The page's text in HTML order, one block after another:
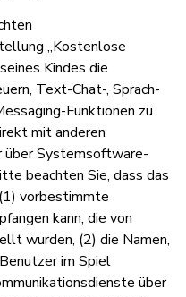
„Kostenlose
Kindes die
Text-Chat-, Sprach-
Funktionen zu
mit anderen
über Systemsoftware-
beachten Sie, dass das
vorbestimmte
kann, die von
wurden, (2) die Namen,
im Spiel
über